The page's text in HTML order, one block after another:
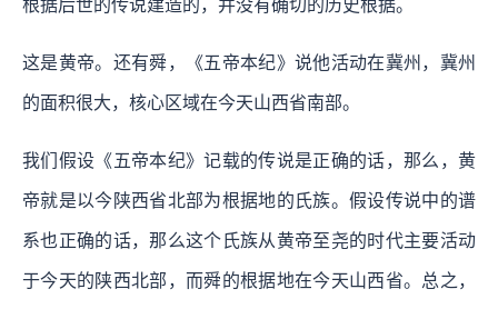
根据后世的传说建造的，并没有确切的历史根据。
这是黄帝。还有舜，《五帝本纪》说他活动在冀州，冀州
的面积很大，核心区域在今天山西省南部。
我们假设《五帝本纪》记载的传说是正确的话，那么，黄
帝就是以今陕西省北部为根据地的氏族。假设传说中的谱
系也正确的话，那么这个氏族从黄帝至尧的时代主要活动
于今天的陕西北部，而舜的根据地在今天山西省。总之，